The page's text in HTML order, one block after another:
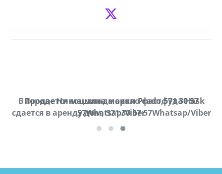
В городе Ниноцминда около фастфуда Hask
cдается в аренду дом, 571 30 57 57Whatsap/Viber
Продается машина марки Prado,571 30 57
57Whatsap/Viber